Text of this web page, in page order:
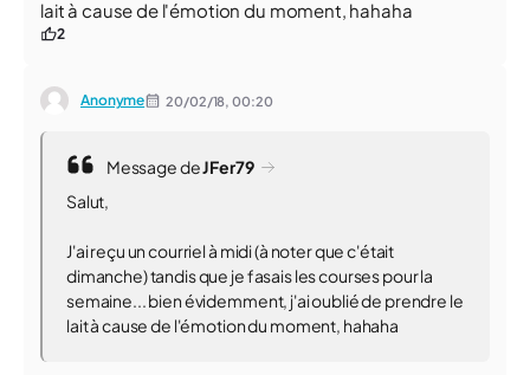
lait à cause de l'émotion du moment, hahaha
2
Anonyme 20/02/18,00:20
Message deJFer79
Salut,
J'ai reçu un courriel à midi (à noter que c'était
dimanche) tandis que je fasais les courses pour la
semaine... bien évidemment, j'ai oublié de prendre le
lait à cause de l'émotion du moment, hahaha